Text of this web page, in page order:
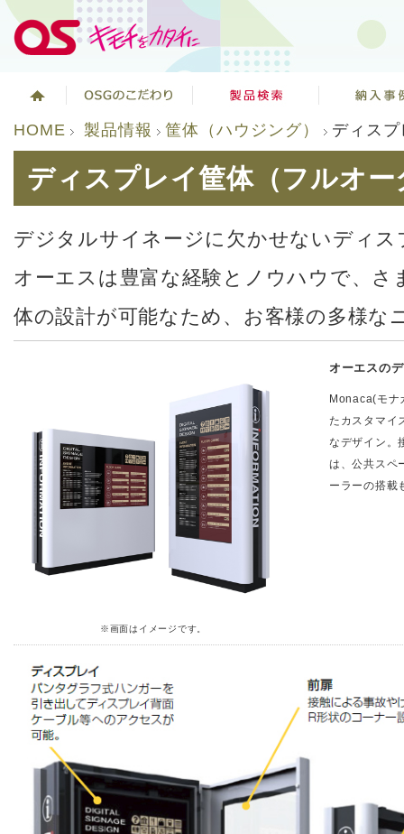
HOME 製品情報 筐体（ハウジング） ディス
ディスプレイ筐体（フルオー
デジタルサイネージに欠かせないディス
オーエスは豊富な経験とノウハウで、さ
体の設計が可能なため、お客様の多様な
※画面はイメージです。
オーエスの
Monaca(モナ
たカスタマイ
なデザイン。
は、公共スペ
ーラーの搭載